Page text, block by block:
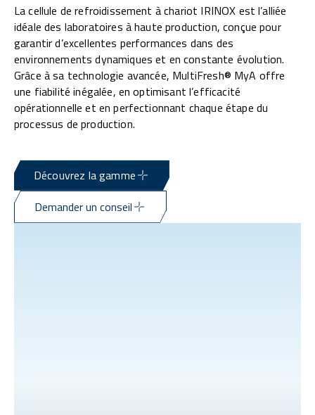
La cellule de refroidissement à chariot IRINOX est l’alliée
idéale des laboratoires à haute production, conçue pour
garantir d’excellentes performances dans des
environnements dynamiques et en constante évolution.
Grâce à sa technologie avancée, MultiFresh® MyA offre
une fiabilité inégalée, en optimisant l’efficacité
opérationnelle et en perfectionnant chaque étape du
processus de production.
Découvrez la gamme
Demander un conseil